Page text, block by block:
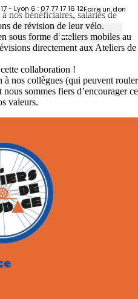
- Lyon 6 : 07 77 17 16 12Faire un don
nos bénéficiaires, salariés de
de révision de leur vélo.
sous forme d’ateliers mobiles au
directement aux Ateliers de
collaboration !
à nos collègues (qui peuvent rouler
sommes fiers d’encourager ce
valeurs.